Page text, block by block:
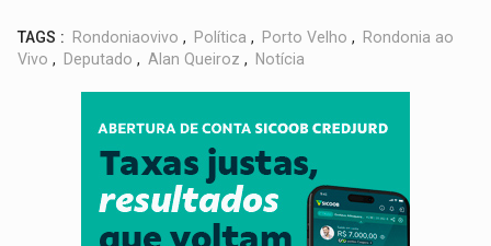
TAGS : Rondoniaovivo , Política , Porto Velho ,
Rondonia ao
Vivo , Deputado , Alan Queiroz , Notícia